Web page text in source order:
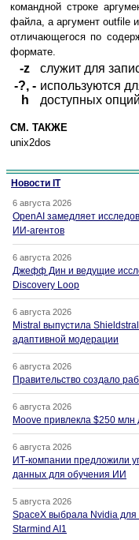
командной строке
файла, а аргумент outfile
отличающегося по
формате.
-z
служит для
-?, -
h
используются
доступных
СМ. ТАКЖЕ
unix2dos
Новости IT
6 августа 2026
OpenAI замедляет
ИИ-агентов
6 августа 2026
Джефф Дин и ведущие
Discovery Loop
6 августа 2026
Mistral выпустила
адаптивной модерации
6 августа 2026
Правительство создало
6 августа 2026
Moove привлекла $250 млн
6 августа 2026
ИТ-компании предложили
данных для обучения ИИ
5 августа 2026
SpaceX выбрала Nvidia
Starmind AI1